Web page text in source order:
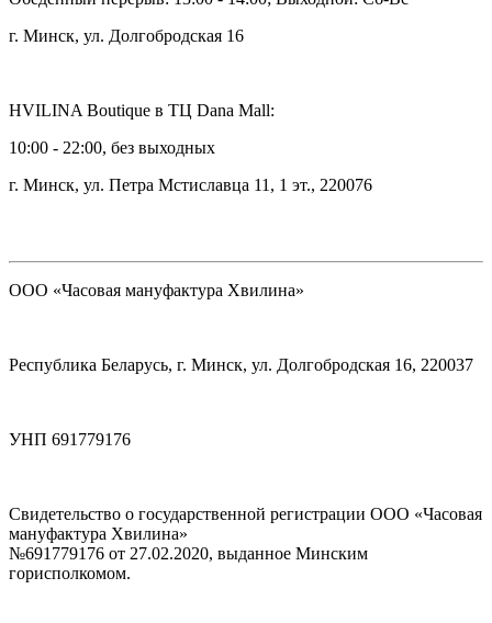
г. Минск, ул. Долгобродская 16
HVILINA Boutique в ТЦ Dana Mall:
10:00 - 22:00, без выходных
г. Минск, ул. Петра Мстиславца 11, 1 эт., 220076
ООО «Часовая мануфактура Хвилина»
Республика Беларусь, г. Минск, ул. Долгобродская 16, 220037
УНП 691779176
Свидетельство о государственной регистрации ООО «Часовая
мануфактура Хвилина»
№691779176 от 27.02.2020, выданное Минским
горисполкомом.